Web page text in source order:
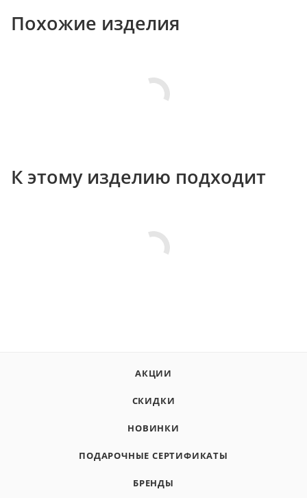
Похожие изделия
К этому изделию подходит
АКЦИИ
СКИДКИ
НОВИНКИ
ПОДАРОЧНЫЕ СЕРТИФИКАТЫ
БРЕНДЫ